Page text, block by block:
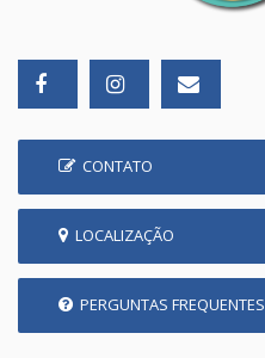
CONTATO
LOCALIZAÇÃO
PERGUNTAS FREQUENTES